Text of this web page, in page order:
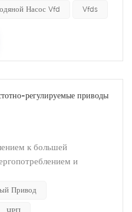
возросла во многих
Насос Vfd Vfds
регулируемые приводы
к большей
и
приводов
Привод